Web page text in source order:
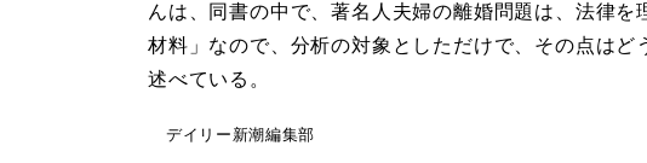
んは、同書の中で、著名人夫婦の離婚問題は、法律
材料」なので、分析の対象としただけで、その点は
述べている。
デイリー新潮編集部